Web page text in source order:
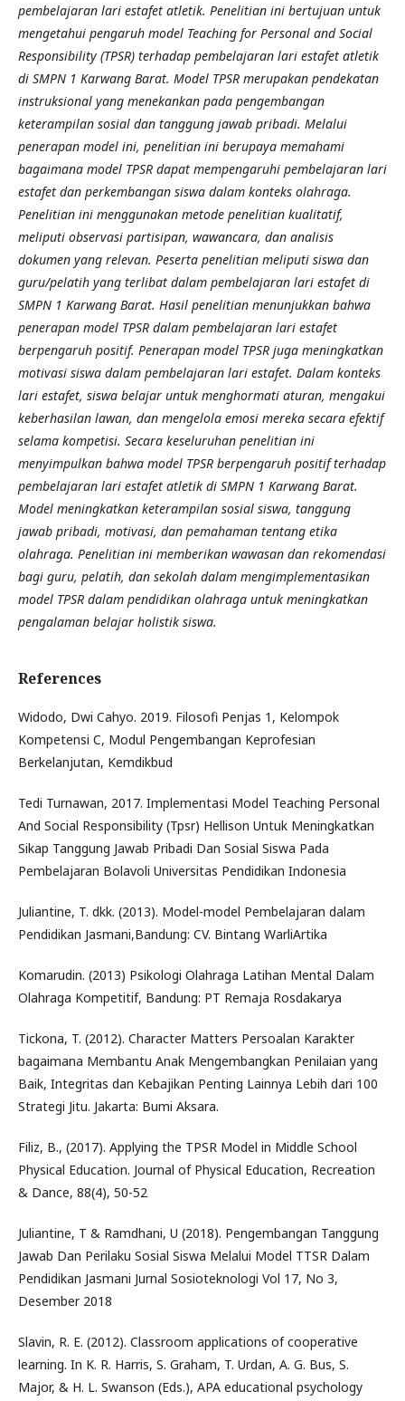
pembelajaran lari estafet atletik. Penelitian ini bertujuan untuk
mengetahui pengaruh model Teaching for Personal and Social
Responsibility (TPSR) terhadap pembelajaran lari estafet atletik
di SMPN 1 Karwang Barat. Model TPSR merupakan pendekatan
instruksional yang menekankan pada pengembangan
keterampilan sosial dan tanggung jawab pribadi. Melalui
penerapan model ini, penelitian ini berupaya memahami
bagaimana model TPSR dapat mempengaruhi pembelajaran lari
estafet dan perkembangan siswa dalam konteks olahraga.
Penelitian ini menggunakan metode penelitian kualitatif,
meliputi observasi partisipan, wawancara, dan analisis
dokumen yang relevan. Peserta penelitian meliputi siswa dan
guru/pelatih yang terlibat dalam pembelajaran lari estafet di
SMPN 1 Karwang Barat. Hasil penelitian menunjukkan bahwa
penerapan model TPSR dalam pembelajaran lari estafet
berpengaruh positif. Penerapan model TPSR juga meningkatkan
motivasi siswa dalam pembelajaran lari estafet. Dalam konteks
lari estafet, siswa belajar untuk menghormati aturan, mengakui
keberhasilan lawan, dan mengelola emosi mereka secara efektif
selama kompetisi. Secara keseluruhan penelitian ini
menyimpulkan bahwa model TPSR berpengaruh positif terhadap
pembelajaran lari estafet atletik di SMPN 1 Karwang Barat.
Model meningkatkan keterampilan sosial siswa, tanggung
jawab pribadi, motivasi, dan pemahaman tentang etika
olahraga. Penelitian ini memberikan wawasan dan rekomendasi
bagi guru, pelatih, dan sekolah dalam mengimplementasikan
model TPSR dalam pendidikan olahraga untuk meningkatkan
pengalaman belajar holistik siswa.
References
Widodo, Dwi Cahyo. 2019. Filosofi Penjas 1, Kelompok
Kompetensi C, Modul Pengembangan Keprofesian
Berkelanjutan, Kemdikbud
Tedi Turnawan, 2017. Implementasi Model Teaching Personal
And Social Responsibility (Tpsr) Hellison Untuk Meningkatkan
Sikap Tanggung Jawab Pribadi Dan Sosial Siswa Pada
Pembelajaran Bolavoli Universitas Pendidikan Indonesia
Juliantine, T. dkk. (2013). Model-model Pembelajaran dalam
Pendidikan Jasmani,Bandung: CV. Bintang WarliArtika
Komarudin. (2013) Psikologi Olahraga Latihan Mental Dalam
Olahraga Kompetitif, Bandung: PT Remaja Rosdakarya
Tickona, T. (2012). Character Matters Persoalan Karakter
bagaimana Membantu Anak Mengembangkan Penilaian yang
Baik, Integritas dan Kebajikan Penting Lainnya Lebih dari 100
Strategi Jitu. Jakarta: Bumi Aksara.
Filiz, B., (2017). Applying the TPSR Model in Middle School
Physical Education. Journal of Physical Education, Recreation
& Dance, 88(4), 50-52
Juliantine, T & Ramdhani, U (2018). Pengembangan Tanggung
Jawab Dan Perilaku Sosial Siswa Melalui Model TTSR Dalam
Pendidikan Jasmani Jurnal Sosioteknologi Vol 17, No 3,
Desember 2018
Slavin, R. E. (2012). Classroom applications of cooperative
learning. In K. R. Harris, S. Graham, T. Urdan, A. G. Bus, S.
Major, & H. L. Swanson (Eds.), APA educational psychology